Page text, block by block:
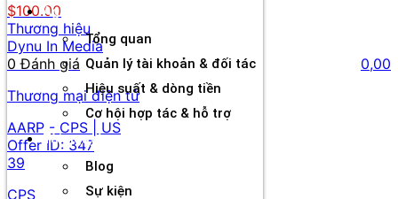
Agency
Tổng quan
Quản lý tài khoản & đối tác
Hiệu suất & dòng tiền
Cơ hội hợp tác & hỗ trợ
Tài nguyên
Blog
Sự kiện
$100.00
Thương hiệu
Dynu In Media
0 Đánh giá
0,00
Thương mại điện tử
AARP - CPS | US
Offer ID: 347
39
CPS